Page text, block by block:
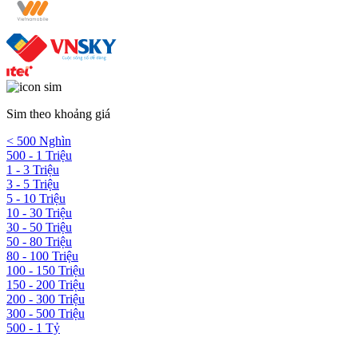
Sim theo khoảng giá
< 500 Nghìn
500 - 1 Triệu
1 - 3 Triệu
3 - 5 Triệu
5 - 10 Triệu
10 - 30 Triệu
30 - 50 Triệu
50 - 80 Triệu
80 - 100 Triệu
100 - 150 Triệu
150 - 200 Triệu
200 - 300 Triệu
300 - 500 Triệu
500 - 1 Tỷ